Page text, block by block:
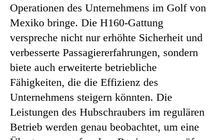
Operationen des Unternehmens im Golf von
Mexiko bringe. Die H160-Gattung
verspreche nicht nur erhöhte Sicherheit und
verbesserte Passagiererfahrungen, sondern
biete auch erweiterte betriebliche
Fähigkeiten, die die Effizienz des
Unternehmens steigern könnten. Die
Leistungen des Hubschraubers im regulären
Betrieb werden genau beobachtet, um eine